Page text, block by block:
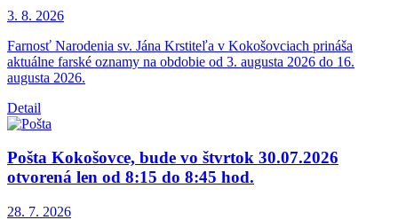
3. 8. 2026
Farnosť Narodenia sv. Jána Krstiteľa v Kokošovciach prináša
aktuálne farské oznamy na obdobie od 3. augusta 2026 do 16.
augusta 2026.
Detail
Pošta Kokošovce, bude vo štvrtok 30.07.2026
otvorená len od 8:15 do 8:45 hod.
28. 7. 2026